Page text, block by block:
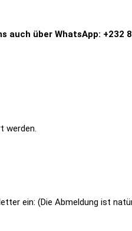
auch über WhatsApp: +232
werden.
ein: (Die Abmeldung ist